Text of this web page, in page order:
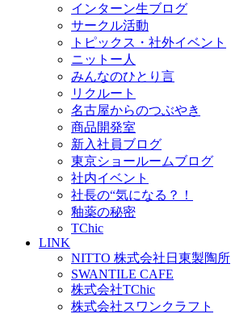
インターン生ブログ
サークル活動
トピックス・社外イベント
ニットー人
みんなのひとり言
リクルート
名古屋からのつぶやき
商品開発室
新入社員ブログ
東京ショールームブログ
社内イベント
社長の“気になる？！
釉薬の秘密
TChic
LINK
NITTO 株式会社日東製陶所
SWANTILE CAFE
株式会社TChic
株式会社スワンクラフト